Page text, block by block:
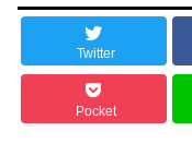
Twitter
Pocket